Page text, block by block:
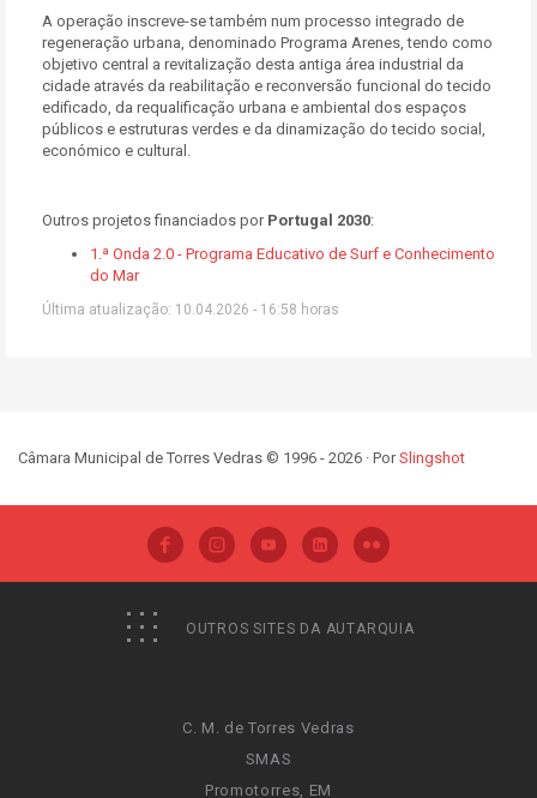
A operação inscreve-se também num processo integrado de
regeneração urbana, denominado Programa Arenes, tendo como
objetivo central a revitalização desta antiga área industrial da
cidade através da reabilitação e reconversão funcional do tecido
edificado, da requalificação urbana e ambiental dos espaços
públicos e estruturas verdes e da dinamização do tecido social,
económico e cultural.
Outros projetos financiados por Portugal 2030:
1.ª Onda 2.0 - Programa Educativo de Surf e Conhecimento
do Mar
Última atualização: 10.04.2026 - 16:58 horas
Câmara Municipal de Torres Vedras © 1996 - 2026 · PorSlingshot
OUTROS SITES DA AUTARQUIA
C. M. de Torres Vedras
SMAS
Promotorres, EM